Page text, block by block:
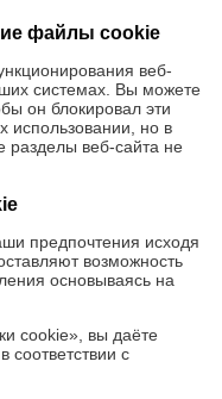
файлы cookie
веб-
системах. Вы можете
он блокировал эти
использовании, но в
разделы веб-сайта не
предпочтения исходя
возможность
основываясь на
cookie», вы даёте
соответствии с